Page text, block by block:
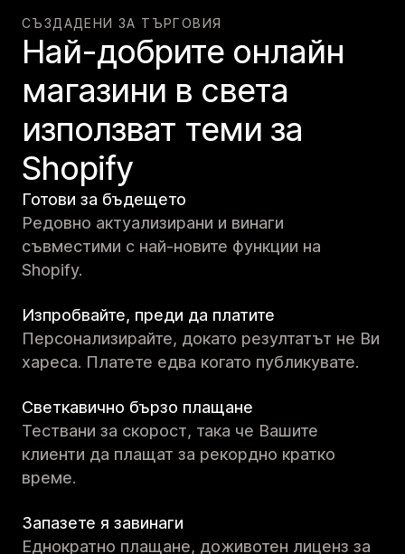
СЪЗДАДЕНИ ЗА ТЪРГОВИЯ
Най-добрите онлайн
магазини в света
използват теми за
Shopify
Готови за бъдещето
Редовно актуализирани и винаги
съвместими с най-новите функции на
Shopify.
Изпробвайте, преди да платите
Персонализирайте, докато резултатът не Ви
хареса. Платете едва когато публикувате.
Светкавично бързо плащане
Тествани за скорост, така че Вашите
клиенти да плащат за рекордно кратко
време.
Запазете я завинаги
Еднократно плащане, доживотен лиценз за